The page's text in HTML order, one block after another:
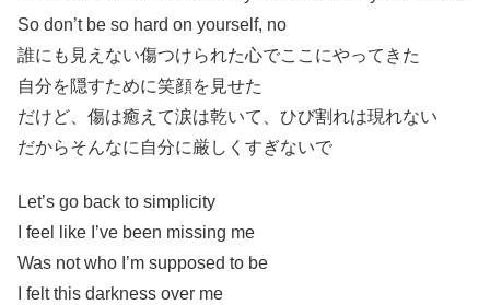
So don’t be so hard on yourself, no
誰にも見えない傷つけられた心でここにやってきた
自分を隠すために笑顔を見せた
だけど、傷は癒えて涙は乾いて、ひび割れは現れない
だからそんなに自分に厳しくすぎないで
Let’s go back to simplicity
I feel like I’ve been missing me
Was not who I’m supposed to be
I felt this darkness over me